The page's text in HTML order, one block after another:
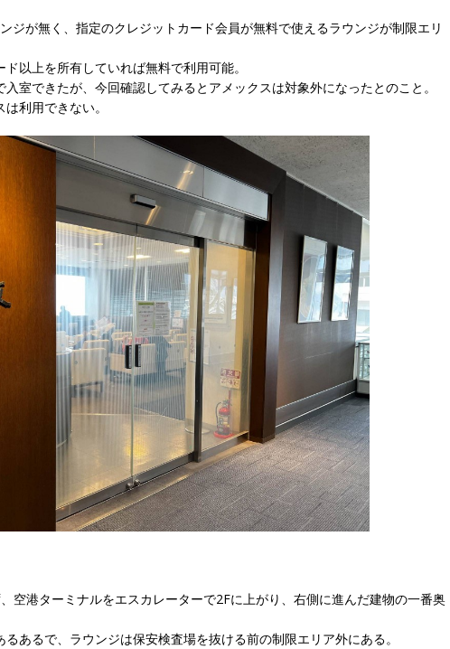
ジが無く、指定のクレジットカード会員が無料で使えるラウンジが制限エリ
以上を所有していれば無料で利用可能。
室できたが、今回確認してみるとアメックスは対象外になったとのこと。
利用できない。
空港ターミナルをエスカレーターで2Fに上がり、右側に進んだ建物の一番奥
あるで、ラウンジは保安検査場を抜ける前の制限エリア外にある。